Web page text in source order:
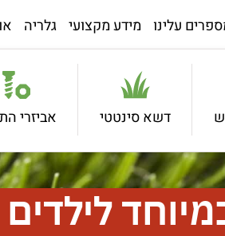
עלינו מידע מקצועי גלריה
דשא סינטטי אביזרי
לילדים